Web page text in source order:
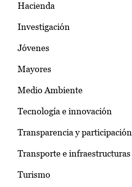
Hacienda
Investigación
Jóvenes
Mayores
Medio Ambiente
Tecnología e innovación
Transparencia y participación
Transporte e infraestructuras
Turismo